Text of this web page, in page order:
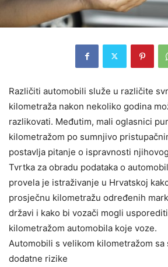
Različiti automobili služe u različite
kilometraža nakon nekoliko godina
razlikovati. Međutim, mali oglasnici
kilometražom po sumnjivo
postavlja pitanje o ispravnosti
Tvrtka za obradu podataka o
provela je istraživanje u Hrvatskoj
prosječnu kilometražu određenih
državi i kako bi vozači mogli
kilometražom automobila koje voze.
Automobili s velikom kilometražom sa
dodatne rizike